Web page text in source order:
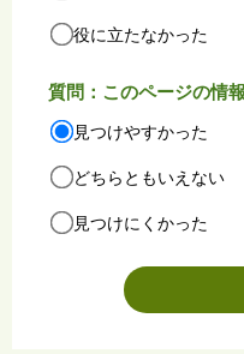
役に立たなかった
質問：このページの情
見つけやすかった
どちらともいえない
見つけにくかった